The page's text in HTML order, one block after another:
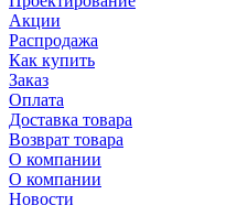
Акции
Распродажа
Как купить
Заказ
Оплата
Доставка товара
Возврат товара
О компании
О компании
Новости